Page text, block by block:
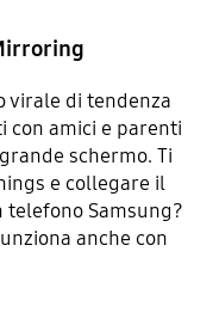
virale di tendenza
con amici e parenti
schermo. Ti
e collegare il
telefono Samsung?
anche con